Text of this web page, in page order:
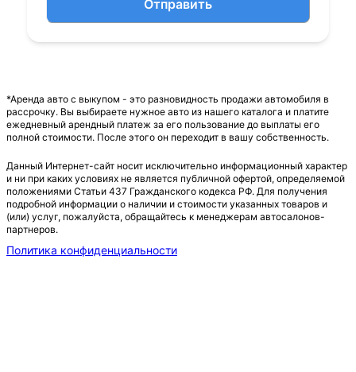
Отправить
*Аренда авто с выкупом - это разновидность продажи автомобиля в
рассрочку. Вы выбираете нужное авто из нашего каталога и платите
ежедневный арендный платеж за его пользование до выплаты его
полной стоимости. После этого он переходит в вашу собственность.
Данный Интернет-сайт носит исключительно информационный характер
и ни при каких условиях не является публичной офертой, определяемой
положениями Статьи 437 Гражданского кодекса РФ. Для получения
подробной информации о наличии и стоимости указанных товаров и
(или) услуг, пожалуйста, обращайтесь к менеджерам автосалонов-
партнеров.
Политика конфиденциальности